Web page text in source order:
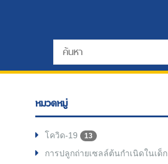
หมวดหมู่
โควิด-19 13
การปลูกถ่ายเซลล์ต้นกำเนิดในเด็ก